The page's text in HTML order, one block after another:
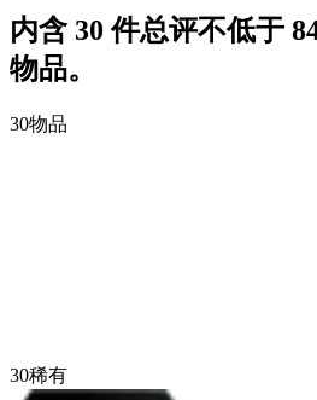
内含 30 件总评不低于
物品。
30物品
30稀有